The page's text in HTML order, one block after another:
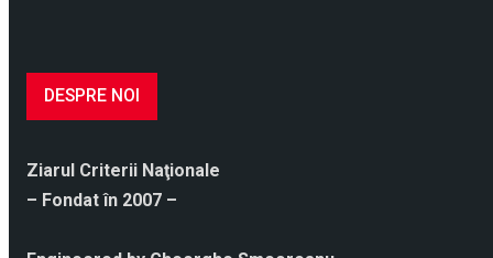
DESPRE NOI
Ziarul Criterii Naţionale
– Fondat în 2007 –